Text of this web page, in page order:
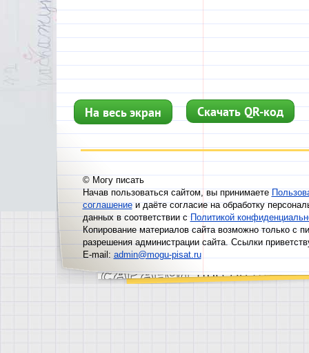
На весь экран Скачать QR-код
© Могу писать
Начав пользоваться сайтом, вы принимаете
соглашениеи даёте согласие на обработку
данных в соответствии сПолитикой
Копирование материалов сайта возможно только с
разрешения администрации сайта. Ссылки
E-mail: admin@mogu-pisat.ru